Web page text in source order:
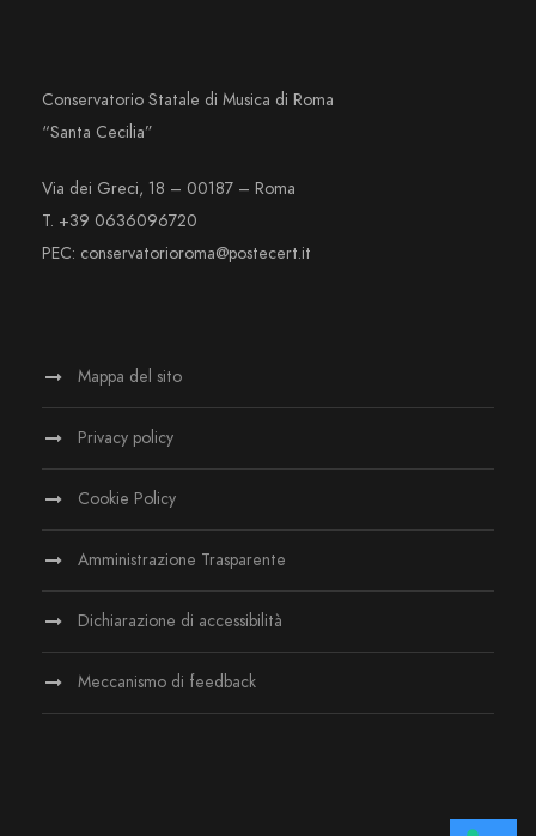
Conservatorio Statale di Musica di Roma
“Santa Cecilia”
Via dei Greci, 18 – 00187 – Roma
T. +39 0636096720
PEC: conservatorioroma@postecert.it
Mappa del sito
Privacy policy
Cookie Policy
Amministrazione Trasparente
Dichiarazione di accessibilità
Meccanismo di feedback